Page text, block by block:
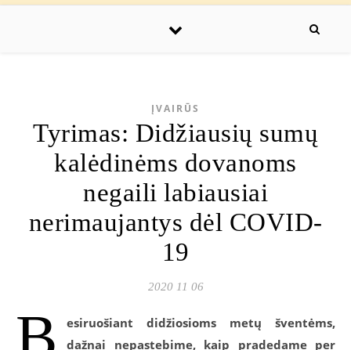
ĮVAIRŪS
Tyrimas: Didžiausių sumų
kalėdinėms dovanoms
negaili labiausiai
nerimaujantys dėl COVID-
19
2020 11 06
esiruošiant didžiosioms metų šventėms,
dažnai nepastebime, kaip pradedame per